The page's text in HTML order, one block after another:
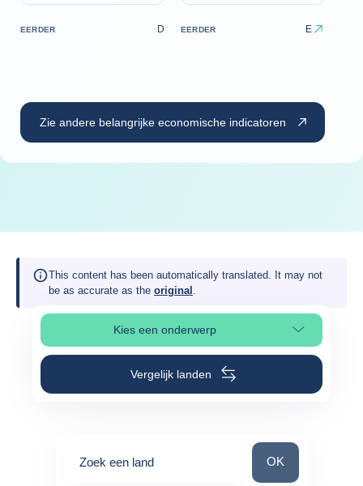
EERDER D EERDER E
Zie andere belangrijke economische indicatoren
This content has been automatically translated. It may not
be as accurate as the original .
Kies een onderwerp
Selecteer paginasectie
Vergelijk landen
Zoek een land Zoek een land
OK